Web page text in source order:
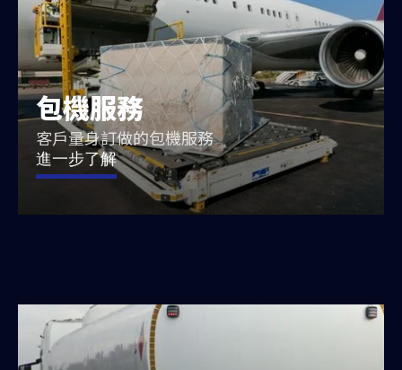
包機服務
客戶量身訂做的包機服務
進一步了解